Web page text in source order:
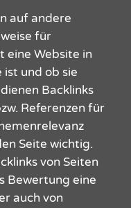
auf andere
für
eine Website in
ist und ob sie
Backlinks
Referenzen für
Seite wichtig.
von Seiten
Bewertung eine
auch von